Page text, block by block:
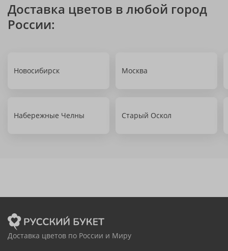
Доставка цветов в любой город
России:
Новосибирск Москва
Набережные Челны Старый Оскол
Доставка цветов по России и Миру